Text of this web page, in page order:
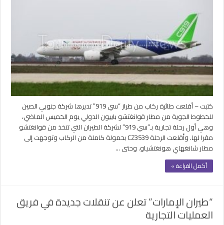
تعلن
تشغيل
العمليات
التجارية
للطائرة
919”
مغلقة
كتبت – أقلعت طائرة ركاب من طراز “سي 919″ تديرها شركة جنوبي الصين
للخطوط الجوية من مطار قوانغتشو باييون الدولي يوم الخميس الماضي،
وهي أول رحلة تجارية بـ”سي 919” لشركة الطيران التي تتخذ من قوانغتشو
مقرا لها. وأقلعت الرحلة CZ3539 بحمولة كاملة من الركاب وتوجهت إلى
مطار شانغهاي هونغتشياو. وحتى …
أكمل القراءة »
“طيران الإمارات” تعلن عن تنقلات جديدة في فريق
العمليات التجارية